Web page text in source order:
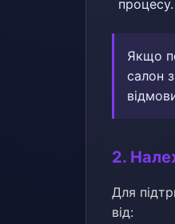
процесу.
Якщо
салон
2.
Для
від: